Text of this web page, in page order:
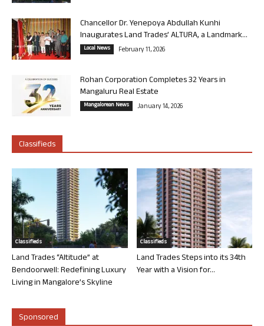
Chancellor Dr. Yenepoya Abdullah Kunhi
Inaugurates Land Trades’ ALTURA, a Landmark...
Local News February 11, 2026
Rohan Corporation Completes 32 Years in
Mangaluru Real Estate
Mangalorean News January 14, 2026
Classifieds
Classifieds
Land Trades “Altitude” at
Bendoorwell: Redefining Luxury
Living in Mangalore’s Skyline
Classifieds
Land Trades Steps into its 34th
Year with a Vision for...
Sponsored